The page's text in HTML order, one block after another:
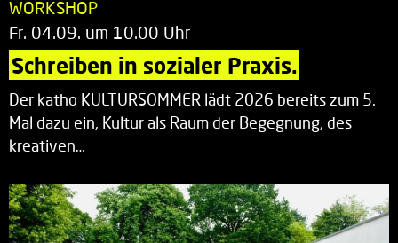
WORKSHOP
Fr. 04.09. um 10.00 Uhr
Schreiben in sozialer Praxis.
Der katho KULTURSOMMER lädt 2026 bereits zum 5.
Mal dazu ein, Kultur als Raum der Begegnung, des
kreativen…